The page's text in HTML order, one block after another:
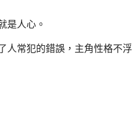
是人心。
人常犯的錯誤，主角性格不浮